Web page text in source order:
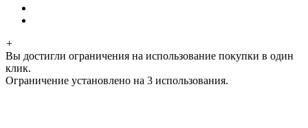
+
Вы достигли ограничения на использование покупки в один
клик.
Ограничение установлено на 3 использования.